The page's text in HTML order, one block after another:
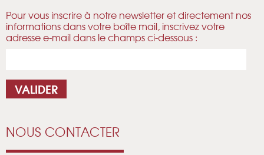
Pour vous inscrire à notre newsletter et directement nos
informations dans votre boîte mail, inscrivez votre
adresse e-mail dans le champs ci-dessous :
NOUS CONTACTER